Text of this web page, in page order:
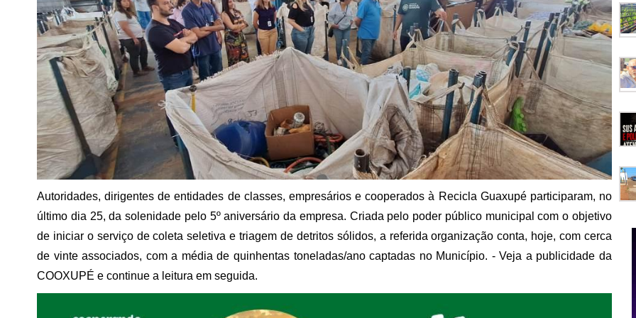
Autoridades, dirigentes de entidades de classes, empresários e cooperados à Recicla Guaxupé participaram, no
último dia 25, da solenidade pelo 5º aniversário da empresa. Criada pelo poder público municipal com o objetivo
de iniciar o serviço de coleta seletiva e triagem de detritos sólidos, a referida organização conta, hoje, com cerca
de vinte associados, com a média de quinhentas toneladas/ano captadas no Município. - Veja a publicidade da
COOXUPÉ e continue a leitura em seguida.